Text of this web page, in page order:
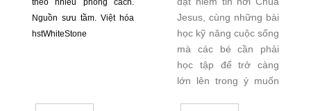
Nguồn sưu tầm. Việt hóa
hstWhiteStone
Jesus, cùng những bài
học kỹ năng cuộc sống
mà các bé cần phải
học tập để trở càng
lớn lên trong ý muốn